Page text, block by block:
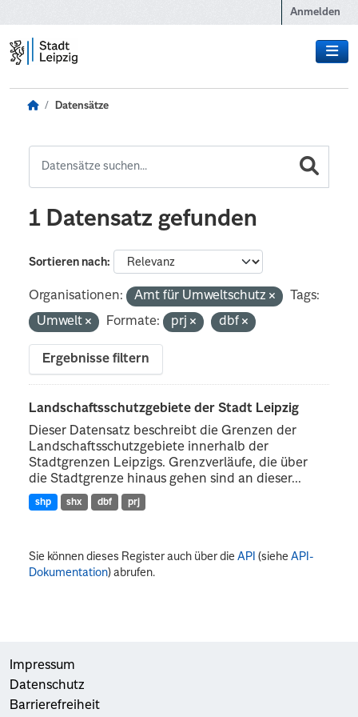
Anmelden
Datensätze
1 Datensatz gefunden
Sortieren nach
Organisationen: Amt für Umweltschutz
Tags:
Umwelt
Formate: prj dbf
Ergebnisse filtern
Landschaftsschutzgebiete der Stadt Leipzig
Dieser Datensatz beschreibt die Grenzen der
Landschaftsschutzgebiete innerhalb der
Stadtgrenzen Leipzigs. Grenzverläufe, die über
die Stadtgrenze hinaus gehen sind an dieser...
shp shx dbf prj
Sie können dieses Register auch über dieAPI (sieheAPI-
Dokumentation) abrufen.
Impressum
Datenschutz
Barrierefreiheit